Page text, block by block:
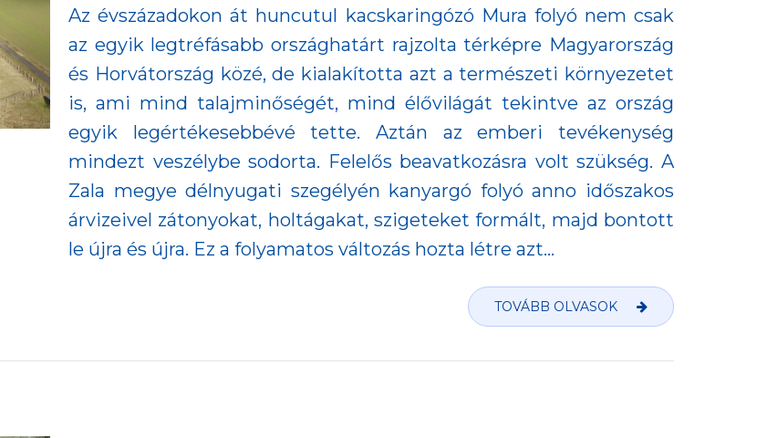
Az évszázadokon át huncutul kacskaringózó Mura folyó nem csak
az egyik legtréfásabb országhatárt rajzolta térképre Magyarország
és Horvátország közé, de kialakította azt a természeti környezetet
is, ami mind talajminőségét, mind élővilágát tekintve az ország
egyik legértékesebbévé tette. Aztán az emberi tevékenység
mindezt veszélybe sodorta. Felelős beavatkozásra volt szükség. A
Zala megye délnyugati szegélyén kanyargó folyó anno időszakos
árvizeivel zátonyokat, holtágakat, szigeteket formált, majd bontott
le újra és újra. Ez a folyamatos változás hozta létre azt...
TOVÁBB OLVASOK